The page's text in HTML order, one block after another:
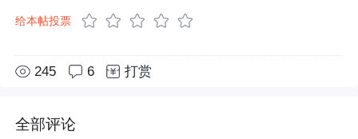
给本帖投票
245 6 打赏
全部评论